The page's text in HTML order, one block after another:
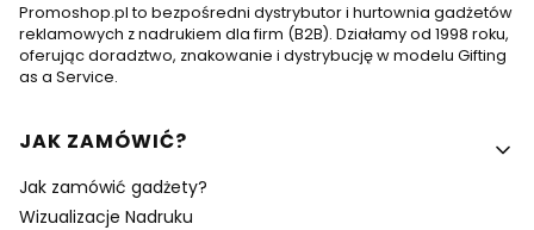
Promoshop.pl to bezpośredni dystrybutor i hurtownia gadżetów
reklamowych z nadrukiem dla firm (B2B). Działamy od 1998 roku,
oferując doradztwo, znakowanie i dystrybucję w modelu Gifting
as a Service.
Linki w stopce
JAK ZAMÓWIĆ?
Jak zamówić gadżety?
Wizualizacje Nadruku